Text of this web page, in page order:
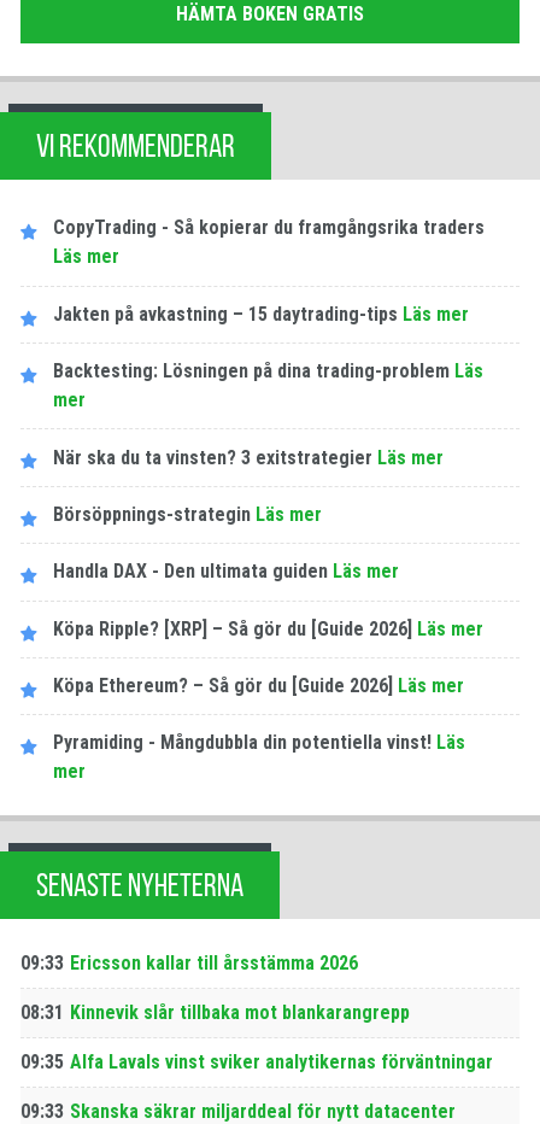
HÄMTA BOKEN GRATIS
VI REKOMMENDERAR
CopyTrading - Så kopierar du framgångsrika traders
Läs mer
Jakten på avkastning – 15 daytrading-tips Läs mer
Backtesting: Lösningen på dina trading-problem Läs
mer
När ska du ta vinsten? 3 exitstrategier Läs mer
Börsöppnings-strategin Läs mer
Handla DAX - Den ultimata guiden Läs mer
Köpa Ripple? [XRP] – Så gör du [Guide 2026] Läs mer
Köpa Ethereum? – Så gör du [Guide 2026] Läs mer
Pyramiding - Mångdubbla din potentiella vinst! Läs
mer
SENASTE NYHETERNA
09:33 Ericsson kallar till årsstämma 2026
08:31 Kinnevik slår tillbaka mot blankarangrepp
09:35 Alfa Lavals vinst sviker analytikernas förväntningar
09:33 Skanska säkrar miljarddeal för nytt datacenter